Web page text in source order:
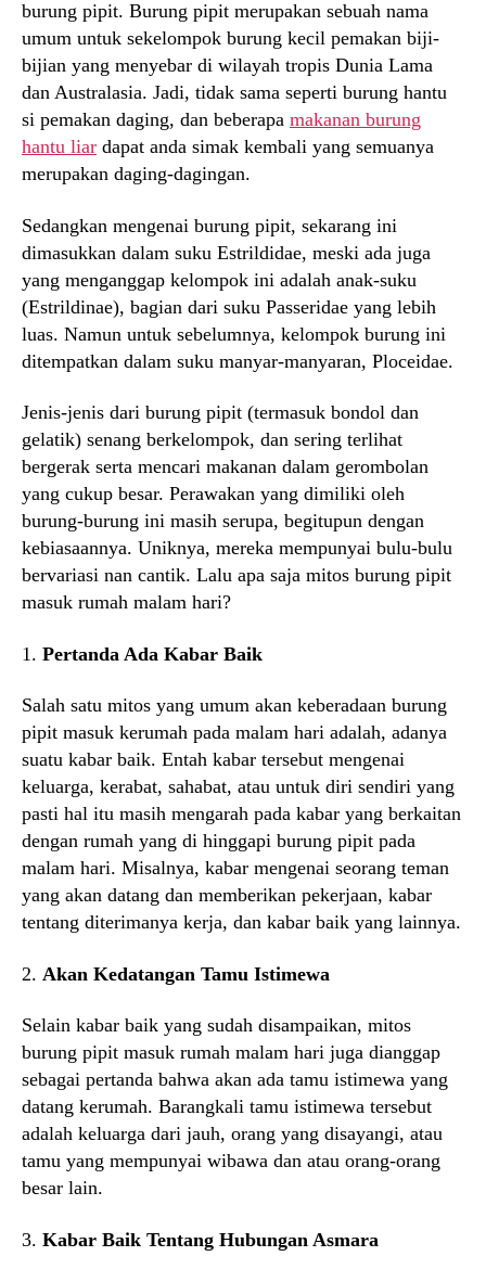
burung pipit. Burung pipit merupakan sebuah nama
umum untuk sekelompok burung kecil pemakan biji-
bijian yang menyebar di wilayah tropis Dunia Lama
dan Australasia. Jadi, tidak sama seperti burung hantu
si pemakan daging, dan beberapa makanan burung
hantu liar dapat anda simak kembali yang semuanya
merupakan daging-dagingan.
Sedangkan mengenai burung pipit, sekarang ini
dimasukkan dalam suku Estrildidae, meski ada juga
yang menganggap kelompok ini adalah anak-suku
(Estrildinae), bagian dari suku Passeridae yang lebih
luas. Namun untuk sebelumnya, kelompok burung ini
ditempatkan dalam suku manyar-manyaran, Ploceidae.
Jenis-jenis dari burung pipit (termasuk bondol dan
gelatik) senang berkelompok, dan sering terlihat
bergerak serta mencari makanan dalam gerombolan
yang cukup besar. Perawakan yang dimiliki oleh
burung-burung ini masih serupa, begitupun dengan
kebiasaannya. Uniknya, mereka mempunyai bulu-bulu
bervariasi nan cantik. Lalu apa saja mitos burung pipit
masuk rumah malam hari?
1. Pertanda Ada Kabar Baik
Salah satu mitos yang umum akan keberadaan burung
pipit masuk kerumah pada malam hari adalah, adanya
suatu kabar baik. Entah kabar tersebut mengenai
keluarga, kerabat, sahabat, atau untuk diri sendiri yang
pasti hal itu masih mengarah pada kabar yang berkaitan
dengan rumah yang di hinggapi burung pipit pada
malam hari. Misalnya, kabar mengenai seorang teman
yang akan datang dan memberikan pekerjaan, kabar
tentang diterimanya kerja, dan kabar baik yang lainnya.
2. Akan Kedatangan Tamu Istimewa
Selain kabar baik yang sudah disampaikan, mitos
burung pipit masuk rumah malam hari juga dianggap
sebagai pertanda bahwa akan ada tamu istimewa yang
datang kerumah. Barangkali tamu istimewa tersebut
adalah keluarga dari jauh, orang yang disayangi, atau
tamu yang mempunyai wibawa dan atau orang-orang
besar lain.
3. Kabar Baik Tentang Hubungan Asmara